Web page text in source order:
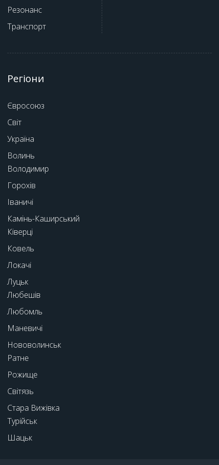
Резонанс
Транспорт
Регіони
Євросоюз
Світ
Україна
Волинь
Володимир
Горохів
Іваничі
Камінь-Каширський
Ківерці
Ковель
Локачі
Луцьк
Любешів
Любомль
Маневичі
Нововолинськ
Ратне
Рожище
Світязь
Стара Вижівка
Турійськ
Шацьк